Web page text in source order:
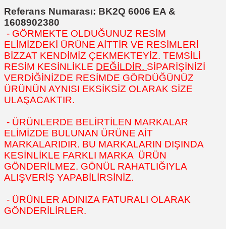
Referans Numarası: BK2Q 6006 EA &
1608902380
- GÖRMEKTE OLDUĞUNUZ RESİM
ELİMİZDEKİ ÜRÜNE AİTTİR VE RESİMLERİ
BİZZAT KENDİMİZ ÇEKMEKTEYİZ. TEMSİLİ
RESİM KESİNLİKLE DEĞİLDİR. SİPARİŞİNİZİ
VERDİĞİNİZDE RESİMDE GÖRDÜĞÜNÜZ
ÜRÜNÜN AYNISI EKSİKSİZ OLARAK SİZE
ULAŞACAKTIR.
- ÜRÜNLERDE BELİRTİLEN MARKALAR
ELİMİZDE BULUNAN ÜRÜNE AİT
MARKALARIDIR. BU MARKALARIN DIŞINDA
KESİNLİKLE FARKLI MARKA ÜRÜN
GÖNDERİLMEZ. GÖNÜL RAHATLIĞIYLA
ALIŞVERİŞ YAPABİLİRSİNİZ.
- ÜRÜNLER ADINIZA FATURALI OLARAK
GÖNDERİLİRLER.